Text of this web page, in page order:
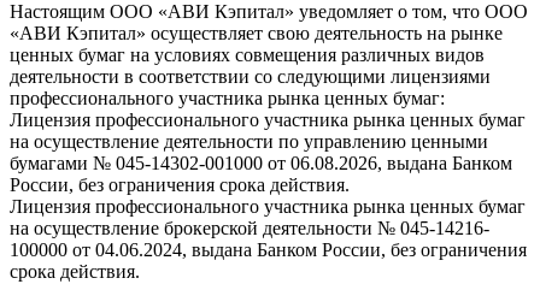
Настоящим ООО «АВИ Кэпитал» уведомляет о том, что ООО
«АВИ Кэпитал» осуществляет свою деятельность на рынке
ценных бумаг на условиях совмещения различных видов
деятельности в соответствии со следующими лицензиями
профессионального участника рынка ценных бумаг:
Лицензия профессионального участника рынка ценных бумаг
на осуществление деятельности по управлению ценными
бумагами № 045-14302-001000 от 06.08.2026, выдана Банком
России, без ограничения срока действия.
Лицензия профессионального участника рынка ценных бумаг
на осуществление брокерской деятельности № 045-14216-
100000 от 04.06.2024, выдана Банком России, без ограничения
срока действия.